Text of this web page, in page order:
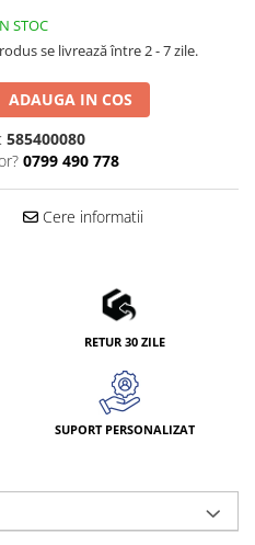
STOC
se livrează între 2 - 7 zile.
ADAUGA IN COS
585400080
0799 490 778
Cere informatii
RETUR 30 ZILE
SUPORT PERSONALIZAT